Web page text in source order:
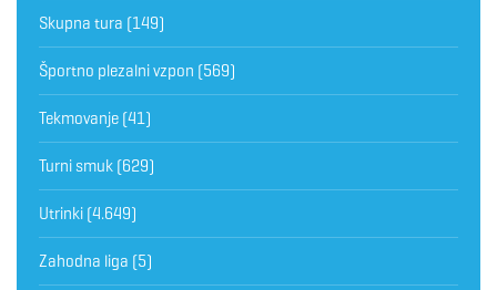
Skupna tura (149)
Športno plezalni vzpon (569)
Tekmovanje (41)
Turni smuk (629)
Utrinki (4.649)
Zahodna liga (5)